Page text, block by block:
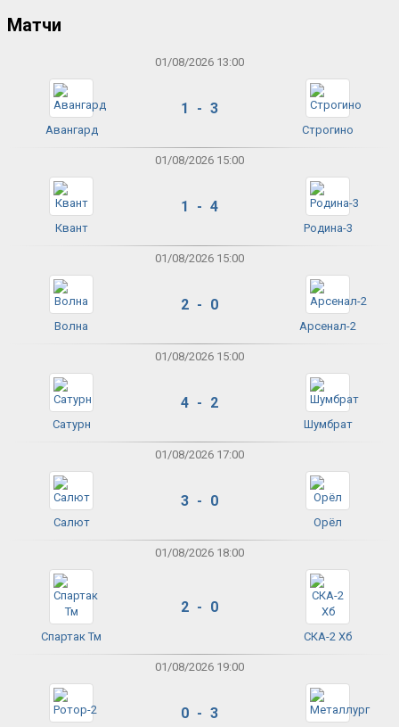
Матчи
01/08/2026 13:00
Авангард
1 - 3
Строгино
01/08/2026 15:00
Квант
1 - 4
Родина-3
01/08/2026 15:00
Волна
2 - 0
Арсенал-2
01/08/2026 15:00
Сатурн
4 - 2
Шумбрат
01/08/2026 17:00
Салют
3 - 0
Орёл
01/08/2026 18:00
Спартак Тм
2 - 0
СКА-2 Хб
01/08/2026 19:00
0 - 3